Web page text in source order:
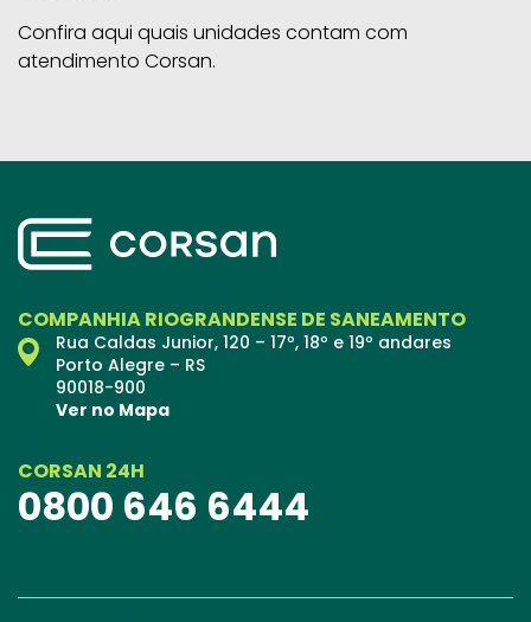
Confira aqui quais unidades contam com
atendimento Corsan.
COMPANHIA RIOGRANDENSE DE SANEAMENTO
Rua Caldas Junior, 120 – 17º, 18º e 19º andares
Porto Alegre – RS
90018-900
Ver no Mapa
CORSAN 24H
0800 646 6444